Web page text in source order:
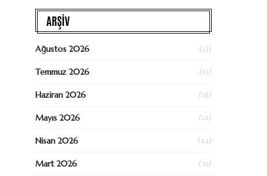
ARŞİV
Ağustos 2026 (13)
Temmuz 2026 (15)
Haziran 2026 (18)
Mayıs 2026 (12)
Nisan 2026 (24)
Mart 2026 (21)